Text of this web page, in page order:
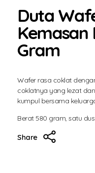
Duta
Kemasan
Gram
Wafer rasa coklat
coklatnya yang lezat
kumpul bersama
Berat 580 gram, satu
Share